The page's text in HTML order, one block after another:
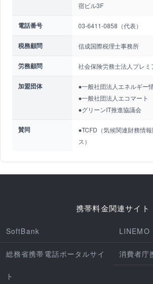
宿ビル3F
電話番号 03-6411-0858（代表）
税務顧問 信成国際税理士事務所
労務顧問 社会保険労務士法人プレ
加盟団体
●一般社団法人エネルギー
●一般社団法人エコマート
●グリーンIT推進協議会
賛同
●TCFD（気候関連財務情
ス）
携帯料金関連サイト
SoftBank LINEMO
総務省携帯電話ポータルサイ
ト
消費者庁